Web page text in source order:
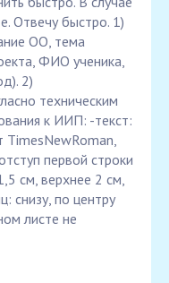
Отвечу быстро. 1)
ОО, тема
ФИО ученика,
2)
техническим
к ИИП: -текст:
TimesNewRoman,
первой строки
см, верхнее 2 см,
снизу, по центру
листе не